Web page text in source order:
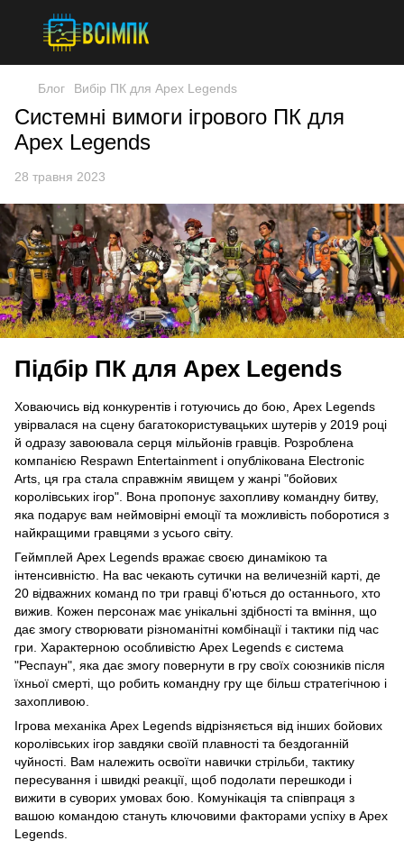
Блог Вибір ПК для Apex Legends
Системні вимоги ігрового ПК для
Apex Legends
28 травня 2023
Підбір ПК для Apex Legends
Ховаючись від конкурентів і готуючись до бою, Apex Legends
увірвалася на сцену багатокористувацьких шутерів у 2019 році
й одразу завоювала серця мільйонів гравців. Розроблена
компанією Respawn Entertainment і опублікована Electronic
Arts, ця гра стала справжнім явищем у жанрі "бойових
королівських ігор". Вона пропонує захопливу командну битву,
яка подарує вам неймовірні емоції та можливість поборотися з
найкращими гравцями з усього світу.
Геймплей Apex Legends вражає своєю динамікою та
інтенсивністю. На вас чекають сутички на величезній карті, де
20 відважних команд по три гравці б'ються до останнього, хто
вижив. Кожен персонаж має унікальні здібності та вміння, що
дає змогу створювати різноманітні комбінації і тактики під час
гри. Характерною особливістю Apex Legends є система
"Респаун", яка дає змогу повернути в гру своїх союзників після
їхньої смерті, що робить командну гру ще більш стратегічною і
захопливою.
Ігрова механіка Apex Legends відрізняється від інших бойових
королівських ігор завдяки своїй плавності та бездоганній
чуйності. Вам належить освоїти навички стрільби, тактику
пересування і швидкі реакції, щоб подолати перешкоди і
вижити в суворих умовах бою. Комунікація та співпраця з
вашою командою стануть ключовими факторами успіху в Apex
Legends.